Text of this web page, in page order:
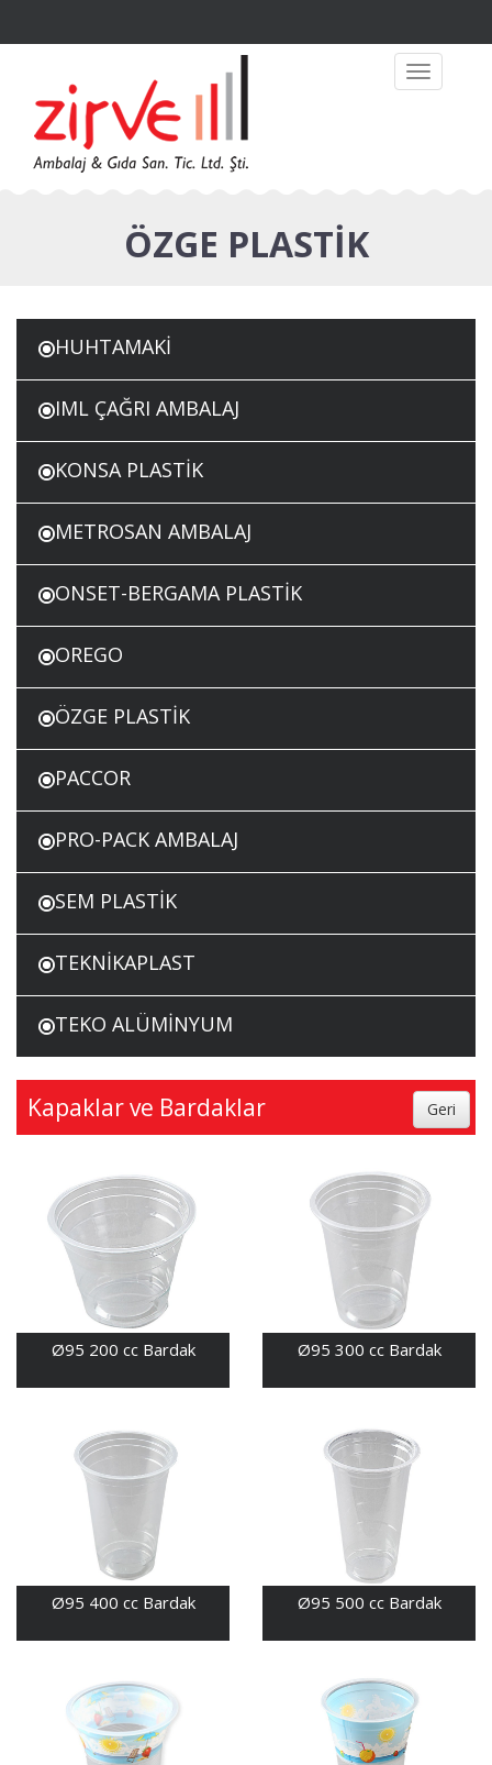
Toggle
navigation
ÖZGE PLASTİK
HUHTAMAKİ
IML ÇAĞRI AMBALAJ
KONSA PLASTİK
METROSAN AMBALAJ
ONSET-BERGAMA PLASTİK
OREGO
ÖZGE PLASTİK
PACCOR
PRO-PACK AMBALAJ
SEM PLASTİK
TEKNİKAPLAST
TEKO ALÜMİNYUM
Kapaklar ve Bardaklar
Ø95 200 cc Bardak Ø95 300 cc Bardak
Ø95 400 cc Bardak Ø95 500 cc Bardak